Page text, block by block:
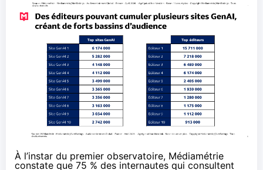
À l’instar du premier observatoire, Médiamétrie
constate que 75 % des internautes qui consultent